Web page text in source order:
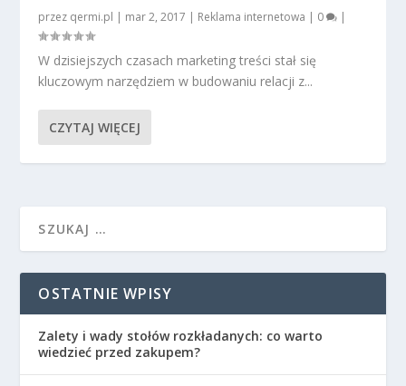
przez qermi.pl | mar 2, 2017 | Reklama internetowa | 0 |
W dzisiejszych czasach marketing treści stał się
kluczowym narzędziem w budowaniu relacji z...
CZYTAJ WIĘCEJ
OSTATNIE WPISY
Zalety i wady stołów rozkładanych: co warto
wiedzieć przed zakupem?